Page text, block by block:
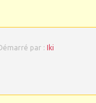
par : Iki